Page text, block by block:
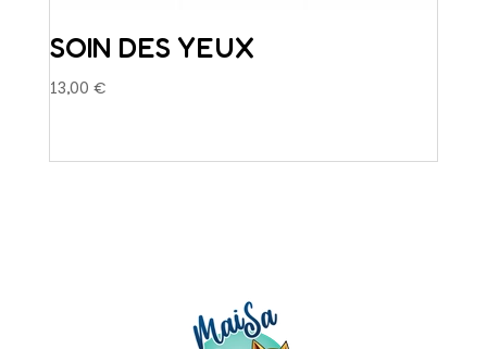
SOIN DES YEUX
13,00 €